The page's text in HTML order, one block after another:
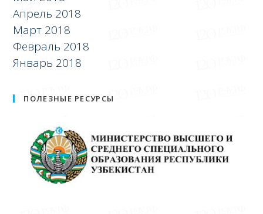
Апрель 2018
Март 2018
Февраль 2018
Январь 2018
ПОЛЕЗНЫЕ РЕСУРСЫ